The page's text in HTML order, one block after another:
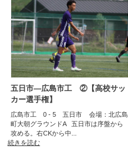
五日市―広島市工 ②【高校サッ
カー選手権】
広島市工 0 - 5 五日市 会場：北広島
町大朝グラウンドA 五日市は序盤から
攻める。右CKから中...
続きを読む